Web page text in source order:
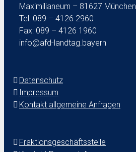
Maximilianeum – 81627 München
Tel: 089 – 4126 2960
Fax: 089 – 4126 1960
info@afd-landtag.bayern
Datenschutz
Impressum
Kontakt allgemeine Anfragen
Fraktionsgeschäftsstelle